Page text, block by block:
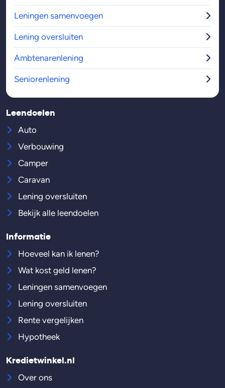
Leningen samenvoegen
Lening oversluiten
Ambtenarenlening
Seniorenlening
Leendoelen
Auto
Verbouwing
Camper
Caravan
Lening oversluiten
Bekijk alle leendoelen
Informatie
Hoeveel kan ik lenen?
Wat kost geld lenen?
Leningen samenvoegen
Lening oversluiten
Rente vergelijken
Hypotheek
Kredietwinkel.nl
Over ons